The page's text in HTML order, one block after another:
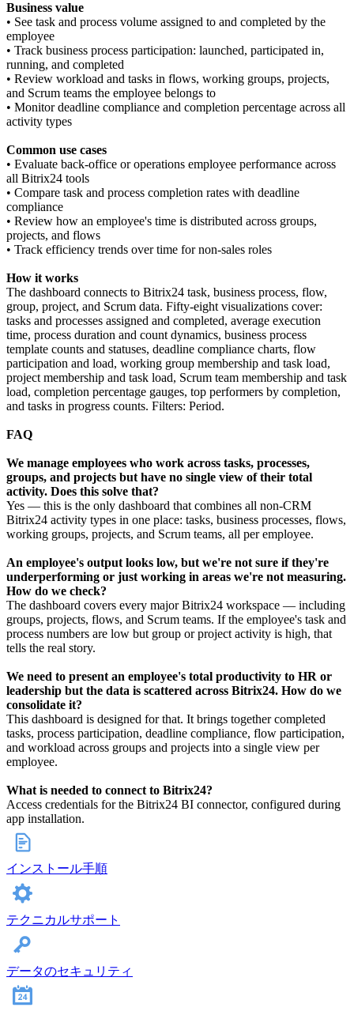
Business value
• See task and process volume assigned to and completed by the
employee
• Track business process participation: launched, participated in,
running, and completed
• Review workload and tasks in flows, working groups, projects,
and Scrum teams the employee belongs to
• Monitor deadline compliance and completion percentage across all
activity types
Common use cases
• Evaluate back-office or operations employee performance across
all Bitrix24 tools
• Compare task and process completion rates with deadline
compliance
• Review how an employee's time is distributed across groups,
projects, and flows
• Track efficiency trends over time for non-sales roles
How it works
The dashboard connects to Bitrix24 task, business process, flow,
group, project, and Scrum data. Fifty-eight visualizations cover:
tasks and processes assigned and completed, average execution
time, process duration and count dynamics, business process
template counts and statuses, deadline compliance charts, flow
participation and load, working group membership and task load,
project membership and task load, Scrum team membership and task
load, completion percentage gauges, top performers by completion,
and tasks in progress counts. Filters: Period.
FAQ
We manage employees who work across tasks, processes,
groups, and projects but have no single view of their total
activity. Does this solve that?
Yes — this is the only dashboard that combines all non-CRM
Bitrix24 activity types in one place: tasks, business processes, flows,
working groups, projects, and Scrum teams, all per employee.
An employee's output looks low, but we're not sure if they're
underperforming or just working in areas we're not measuring.
How do we check?
The dashboard covers every major Bitrix24 workspace — including
groups, projects, flows, and Scrum teams. If the employee's task and
process numbers are low but group or project activity is high, that
tells the real story.
We need to present an employee's total productivity to HR or
leadership but the data is scattered across Bitrix24. How do we
consolidate it?
This dashboard is designed for that. It brings together completed
tasks, process participation, deadline compliance, flow participation,
and workload across groups and projects into a single view per
employee.
What is needed to connect to Bitrix24?
Access credentials for the Bitrix24 BI connector, configured during
app installation.
インストール手順
テクニカルサポート
データのセキュリティ